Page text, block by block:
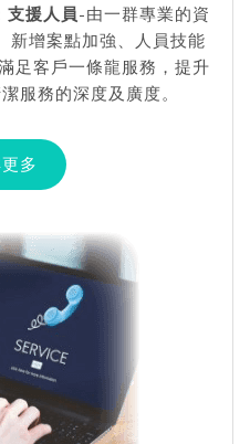
支援人員-由一群專業的資
新增案點加強、人員技能
足客戶一條龍服務，提升
服務的深度及廣度。
多